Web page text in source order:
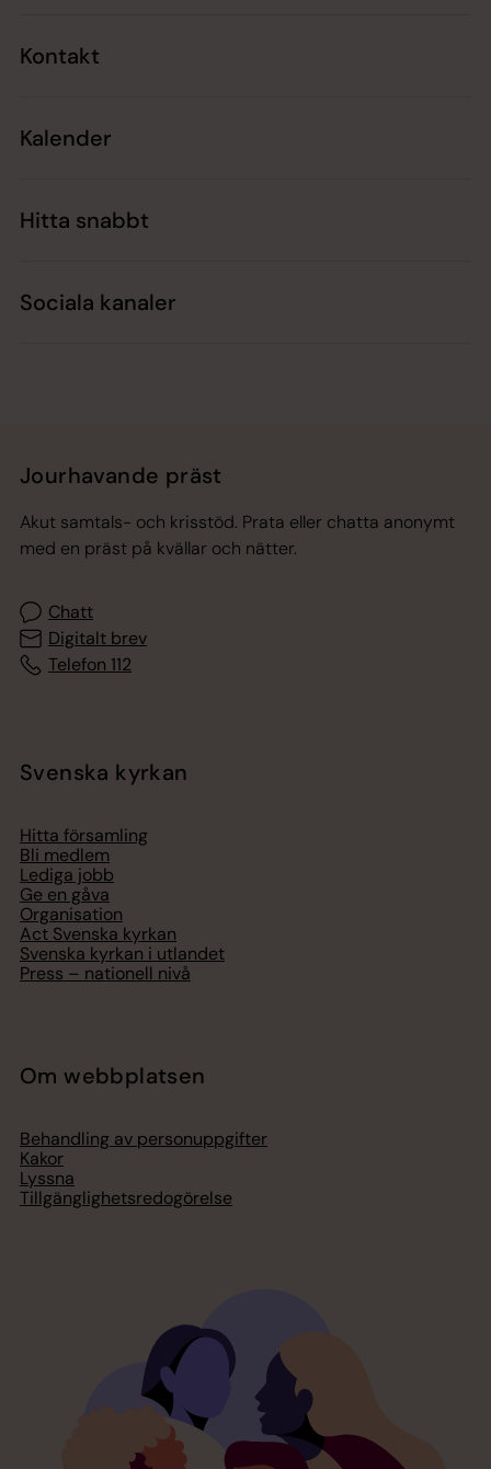
Kontakt
Kalender
Hitta snabbt
Sociala kanaler
Jourhavande präst
Akut samtals- och krisstöd. Prata eller chatta anonymt
med en präst på kvällar och nätter.
Chatt
Digitalt brev
Telefon 112
Svenska kyrkan
Hitta församling
Bli medlem
Lediga jobb
Ge en gåva
Organisation
Act Svenska kyrkan
Svenska kyrkan i utlandet
Press – nationell nivå
Om webbplatsen
Behandling av personuppgifter
Kakor
Lyssna
Tillgänglighetsredogörelse